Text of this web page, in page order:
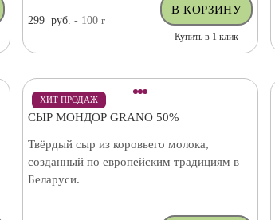
299 руб. - 100 г
Купить в 1 клик
ХИТ ПРОДАЖ
СЫР МОНДОР GRANO 50%
Твёрдый сыр из коровьего молока,
созданный по европейским традициям в
Беларуси.